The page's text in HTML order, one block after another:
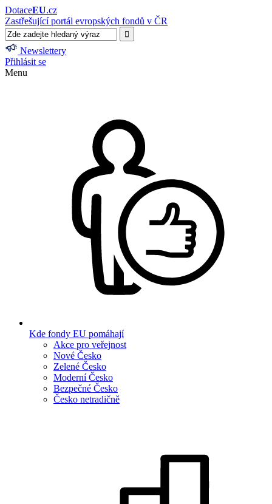
DotaceEU.cz
Zastřešující portál evropských fondů v ČR
Newslettery
Přihlásit se
Menu
Kde fondy EU pomáhají
Akce pro veřejnost
Nové Česko
Zelené Česko
Moderní Česko
Bezpečné Česko
Česko netradičně